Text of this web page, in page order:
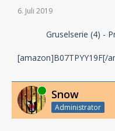
6. Juli 2019
Gruselserie (4) -
[amazon]B07TPYY19F[/
Online Snow
Administrator